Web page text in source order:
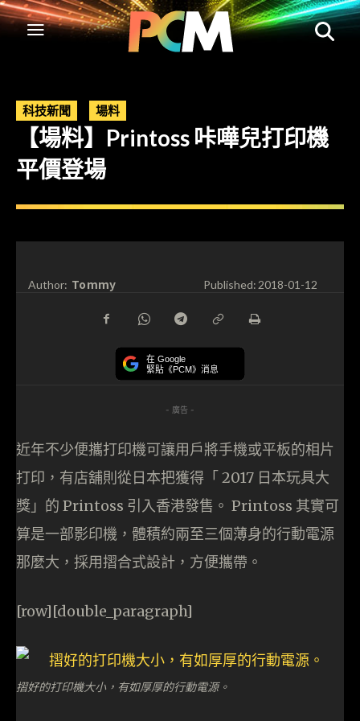
科技新聞 場料
【場料】Printoss 咔嘩兒打印機
平價登場
Author: Tommy Published:2018-01-12
在 Google
緊貼《PCM》消息
- 廣告 -
近年不少便攜打印機可讓用戶將手機或平板的相片
打印，有店舖則從日本把獲得「 2017 日本玩具大
獎」的 Printoss 引入香港發售。 Printoss 其實可
算是一部影印機，體積約兩至三個薄身的行動電源
那麼大，採用摺合式設計，方便攜帶。
[row][double_paragraph]
摺好的打印機大小，有如厚厚的行動電源。